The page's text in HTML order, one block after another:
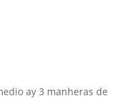
ay 3 manheras de